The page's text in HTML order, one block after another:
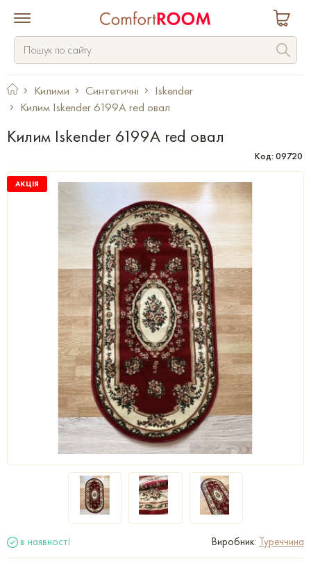
Килими Синтетичні
Iskender
Килим Iskender 6199A red овал
Килим Iskender 6199A red овал
Код: 09720
АКЦІЯ
в наявності Виробник: Туреччина